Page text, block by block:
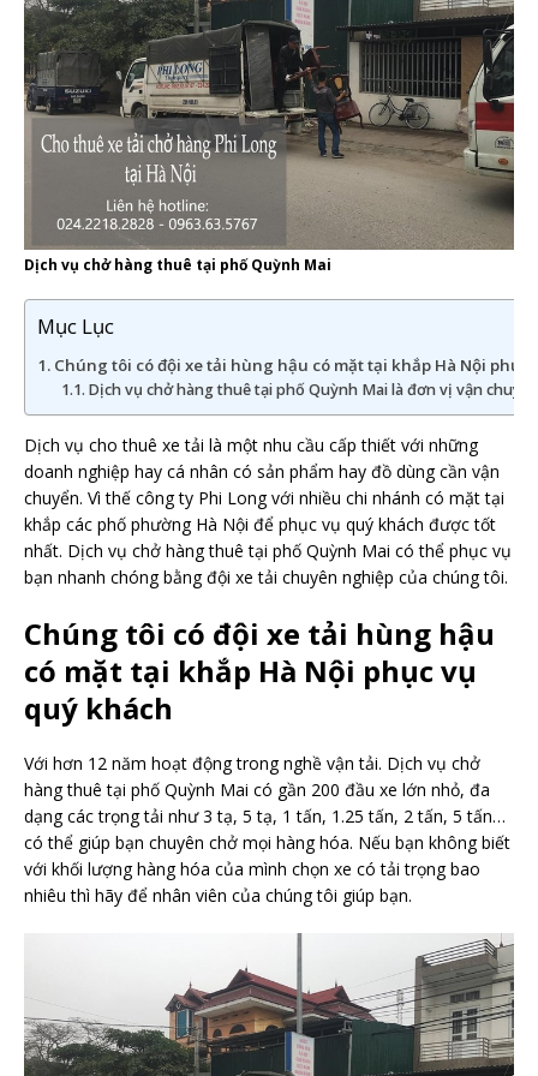
Dịch vụ chở hàng thuê tại phố Quỳnh Mai
Mục Lục
Chúng tôi có đội xe tải hùng hậu có mặt tại khắp Hà Nội phục
Dịch vụ chở hàng thuê tại phố Quỳnh Mai là đơn vị vận
Dịch vụ cho thuê xe tải là một nhu cầu cấp thiết với những
doanh nghiệp hay cá nhân có sản phẩm hay đồ dùng cần vận
chuyển. Vì thế công ty Phi Long với nhiều chi nhánh có mặt tại
khắp các phố phường Hà Nội để phục vụ quý khách được tốt
nhất. Dịch vụ chở hàng thuê tại phố Quỳnh Mai có thể phục vụ
bạn nhanh chóng bằng đội xe tải chuyên nghiệp của chúng tôi.
Chúng tôi có đội xe tải hùng hậu
có mặt tại khắp Hà Nội phục vụ
quý khách
Với hơn 12 năm hoạt động trong nghề vận tải. Dịch vụ chở
hàng thuê tại phố Quỳnh Mai có gần 200 đầu xe lớn nhỏ, đa
dạng các trọng tải như 3 tạ, 5 tạ, 1 tấn, 1.25 tấn, 2 tấn, 5 tấn…
có thể giúp bạn chuyên chở mọi hàng hóa. Nếu bạn không biết
với khối lượng hàng hóa của mình chọn xe có tải trọng bao
nhiêu thì hãy để nhân viên của chúng tôi giúp bạn.